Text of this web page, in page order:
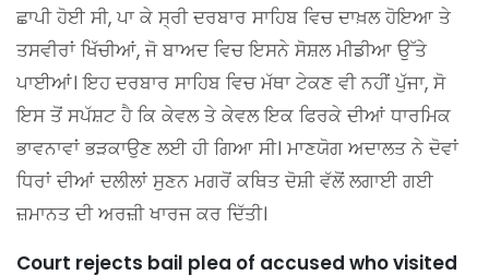
ਛਾਪੀ ਹੋਈ ਸੀ, ਪਾ ਕੇ ਸ੍ਰੀ ਦਰਬਾਰ ਸਾਹਿਬ ਵਿਚ ਦਾਖ਼ਲ ਹੋਇਆ ਤੇ
ਤਸਵੀਰਾਂ ਖਿੱਚੀਆਂ, ਜੋ ਬਾਅਦ ਵਿਚ ਇਸਨੇ ਸੋਸ਼ਲ ਮੀਡੀਆ ਉੱਤੇ
ਪਾਈਆਂ। ਇਹ ਦਰਬਾਰ ਸਾਹਿਬ ਵਿਚ ਮੱਥਾ ਟੇਕਣ ਵੀ ਨਹੀਂ ਪੁੱਜਾ, ਸੋ
ਇਸ ਤੋਂ ਸਪੱਸ਼ਟ ਹੈ ਕਿ ਕੇਵਲ ਤੇ ਕੇਵਲ ਇਕ ਫਿਰਕੇ ਦੀਆਂ ਧਾਰਮਿਕ
ਭਾਵਨਾਵਾਂ ਭੜਕਾਉਣ ਲਈ ਹੀ ਗਿਆ ਸੀ। ਮਾਣਯੋਗ ਅਦਾਲਤ ਨੇ ਦੋਵਾਂ
ਧਿਰਾਂ ਦੀਆਂ ਦਲੀਲਾਂ ਸੁਣਨ ਮਗਰੋਂ ਕਥਿਤ ਦੋਸ਼ੀ ਵੱਲੋਂ ਲਗਾਈ ਗਈ
ਜ਼ਮਾਨਤ ਦੀ ਅਰਜ਼ੀ ਖਾਰਜ ਕਰ ਦਿੱਤੀ।
Court rejects bail plea of accused who visited